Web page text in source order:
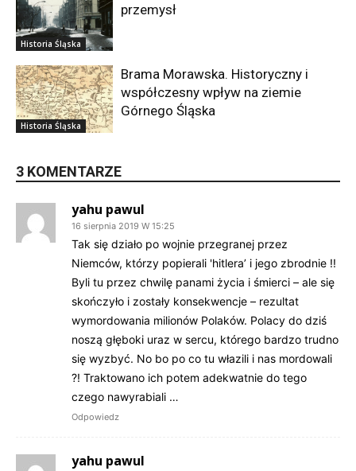
Historia Śląska
przemysł
Historia Śląska
Brama Morawska. Historyczny i
współczesny wpływ na ziemie
Górnego Śląska
3 KOMENTARZE
yahu pawul
16 sierpnia 2019 W 15:25
Tak się działo po wojnie przegranej przez
Niemców, którzy popierali 'hitlera’ i jego zbrodnie !!
Byli tu przez chwilę panami życia i śmierci – ale się
skończyło i zostały konsekwencje – rezultat
wymordowania milionów Polaków. Polacy do dziś
noszą głęboki uraz w sercu, którego bardzo trudno
się wyzbyć. No bo po co tu włazili i nas mordowali
?! Traktowano ich potem adekwatnie do tego
czego nawyrabiali …
Odpowiedz
yahu pawul